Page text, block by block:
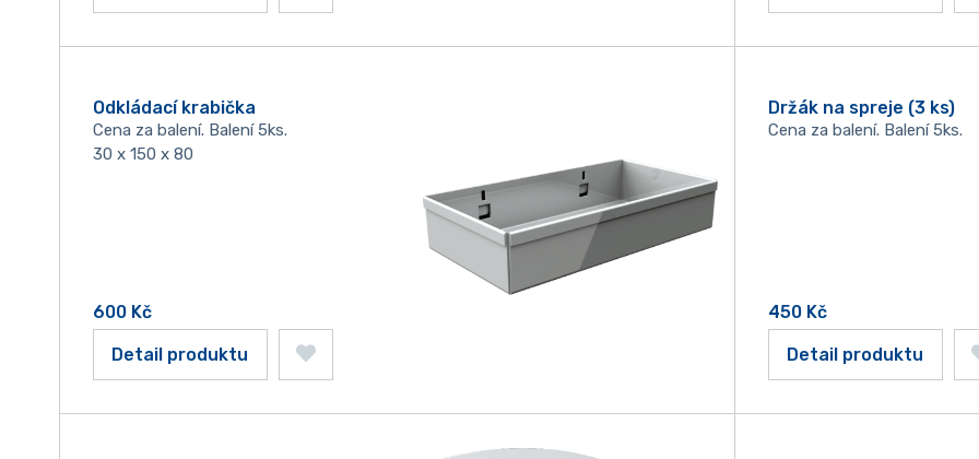
Odkládací krabička
Cena za balení. Balení 5ks.
30 x 150 x 80
600 Kč
Detail produktu
Držák na spreje (3 ks)
Cena za balení. Balení 5ks.
450 Kč
Detail produktu